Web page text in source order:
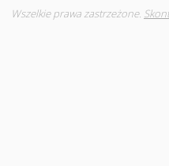
Wszelkie prawa zastrzeżone.